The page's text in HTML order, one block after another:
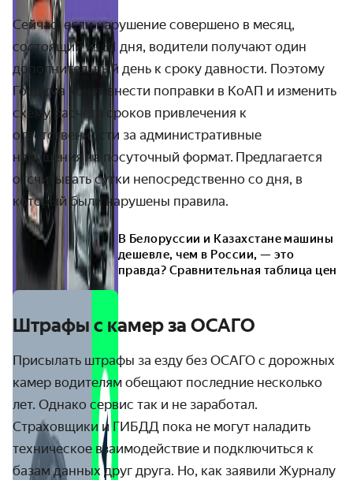
Сейчас, если нарушение совершено в месяц,
состоящий из 31 дня, водители получают один
дополнительный день к сроку давности. Поэтому
Госдума хочет внести поправки в КоАП и изменить
схему расчёта сроков привлечения к
ответственности за административные
нарушенияна посуточный формат. Предлагается
отсчитывать сутки непосредственно со дня, в
который были нарушены правила.
В Белоруссии и Казахстане машины
дешевле, чем в России, — это
правда? Сравнительная таблица цен
Штрафы с камер за ОСАГО
Присылать штрафы за езду без ОСАГО с дорожных
камер водителям обещают последние несколько
лет. Однако сервис так и не заработал.
Страховщики и ГИБДД пока не могут наладить
техническое взаимодействие и подключиться к
базам данных друг друга. Но, как заявили Журналу